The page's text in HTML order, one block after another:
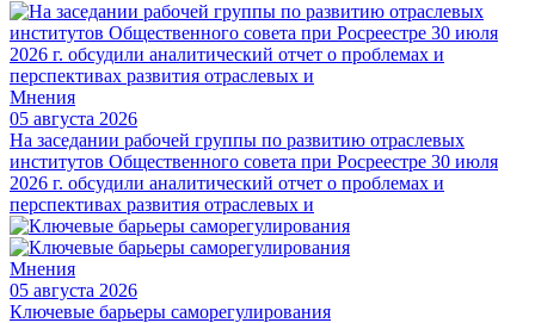
Мнения
05 августа 2026
На заседании рабочей группы по развитию отраслевых
институтов Общественного совета при Росреестре 30 июля
2026 г. обсудили аналитический отчет о проблемах и
перспективах развития отраслевых и
Мнения
05 августа 2026
Ключевые барьеры саморегулирования